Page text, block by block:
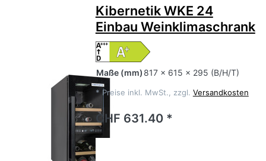
Kibernetik WKE 24
Einbau Weinklimaschrank
Maße (mm) 817 x 615 x 295 (B/H/T)
* Preise inkl. MwSt., zzgl. Versandkosten
CHF 631.40 *